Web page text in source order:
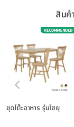
สินค้
ชุดโต๊ะอาหาร รุ่นโชยุ